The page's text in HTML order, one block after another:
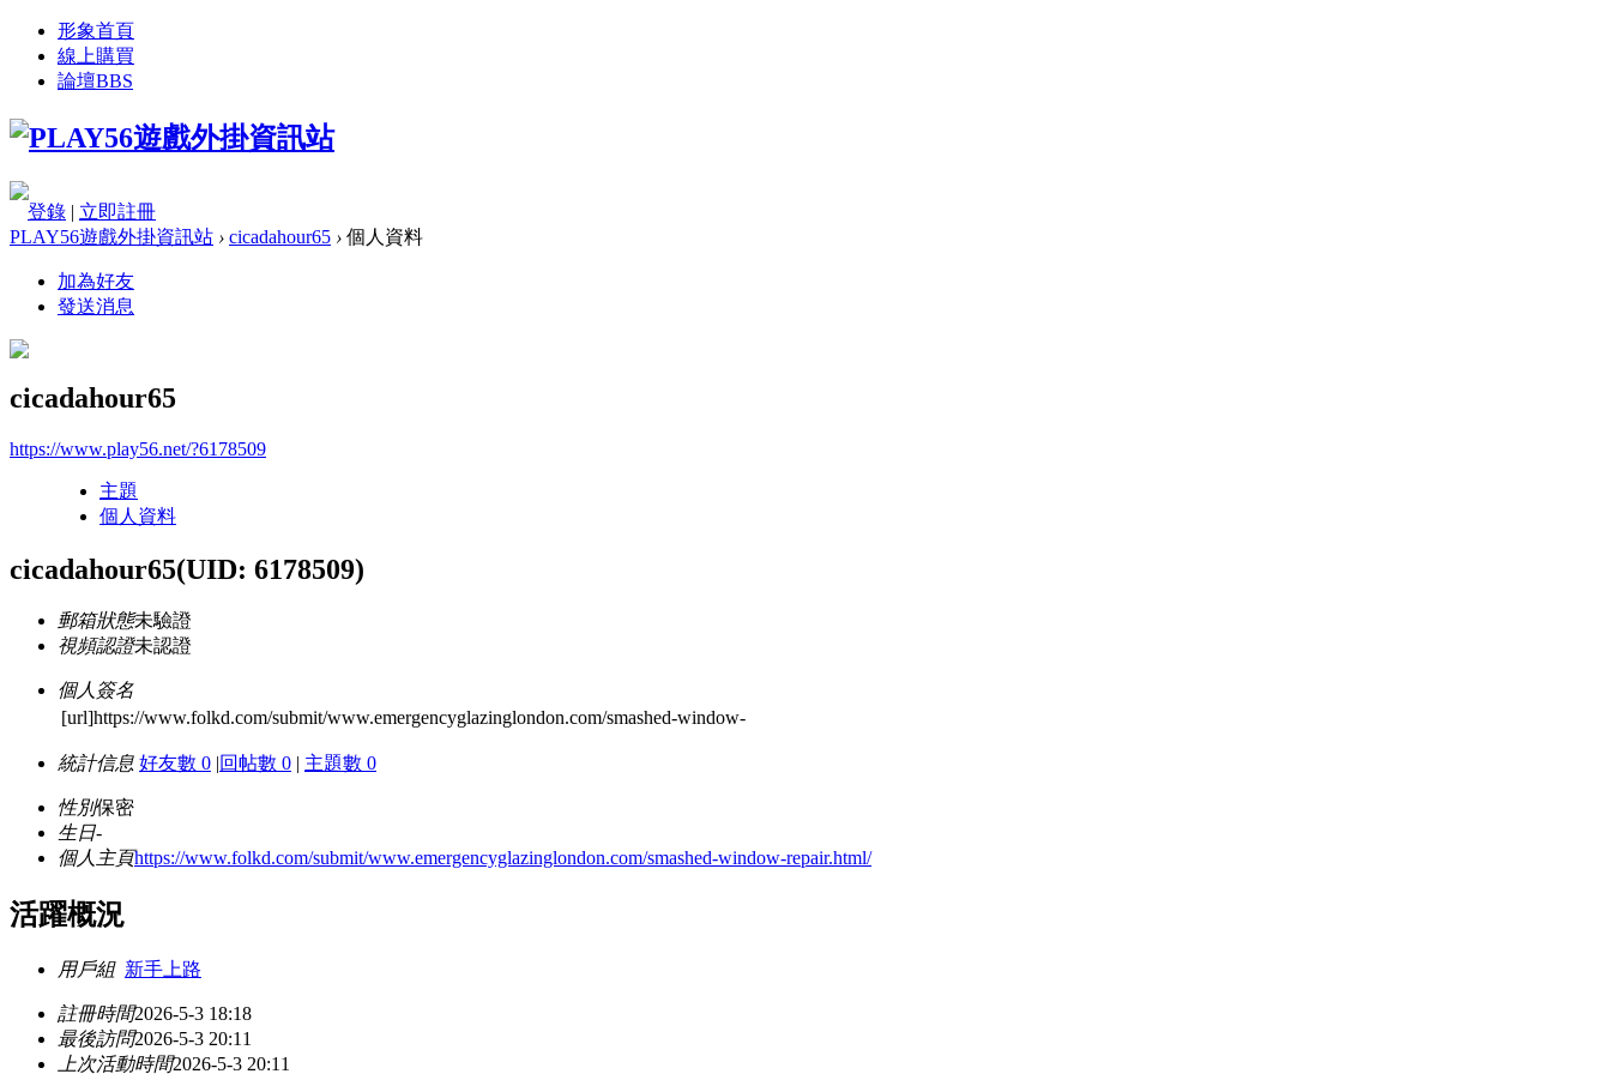
形象首頁
線上購買
論壇BBS
登錄 | 立即註冊
PLAY56遊戲外掛資訊站 › cicadahour65 › 個人資料
加為好友
發送消息
cicadahour65
https://www.play56.net/?6178509
主題
個人資料
cicadahour65(UID: 6178509)
郵箱狀態未驗證
視頻認證未認證
個人簽名
[url]https://www.folkd.com/submit/www.emergencyglazinglondon.com/smashed-window-
統計信息 好友數 0 |回帖數 0 | 主題數 0
性別保密
生日-
個人主頁https://www.folkd.com/submit/www.emergencyglazinglondon.com/smashed-window-repair.html/
活躍概況
用戶組 新手上路
註冊時間2026-5-3 18:18
最後訪問2026-5-3 20:11
上次活動時間2026-5-3 20:11